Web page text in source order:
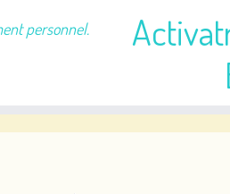
personnel.